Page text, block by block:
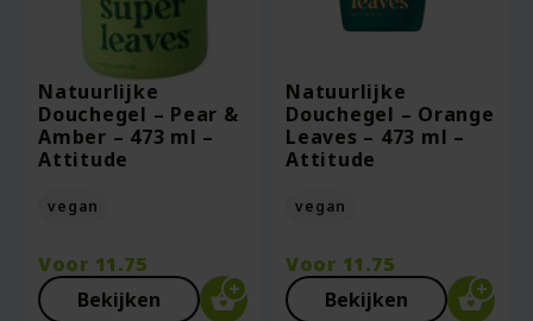
Natuurlijke
Douchegel – Pear &
Amber – 473 ml –
Attitude
vegan
Voor 11.75
Bekijken
Natuurlijke
Douchegel – Orange
Leaves – 473 ml –
Attitude
vegan
Voor 11.75
Bekijken